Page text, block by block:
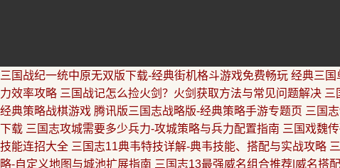
三国战纪一统中原无双版下载-经典街机格斗游戏免费畅玩 经典三国
力效率攻略 三国战记怎么捡火剑？火剑获取方法与常见问题解决 三
经典策略战棋游戏 腾讯版三国志战略版-经典策略手游专题页 三国
下载 三国志攻城需要多少兵力-攻城策略与兵力配置指南 三国戏魏
技能连招大全 三国志11典韦特技详解-典韦技能、搭配与实战攻略
略-自定义地图与城池扩展指南 三国志13最强威名组合推荐|威名搭